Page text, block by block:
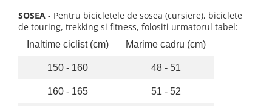
Manete schimbător
Manșoane și ghidolină
Manșoane
SOSEA - Pentru bicicletele de sosea (cursiere), biciclete
de touring, trekking si fitness, folositi urmatorul tabel:
Inaltime ciclist (cm) Marime cadru (cm)
150 - 160 48 - 51
160 - 165 51 - 52